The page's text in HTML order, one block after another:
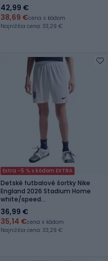
42,99 €
38,69 €cena s kódom
Najnižšia cena: 33,29 €
Extra -5 % s kódom EXTRA
Detské futbalové šortky Nike
England 2026 Stadium Home
white/speed
red/obsidian/obsidian
36,99 €
35,14 €cena s kódom
Najnižšia cena: 33,29 €